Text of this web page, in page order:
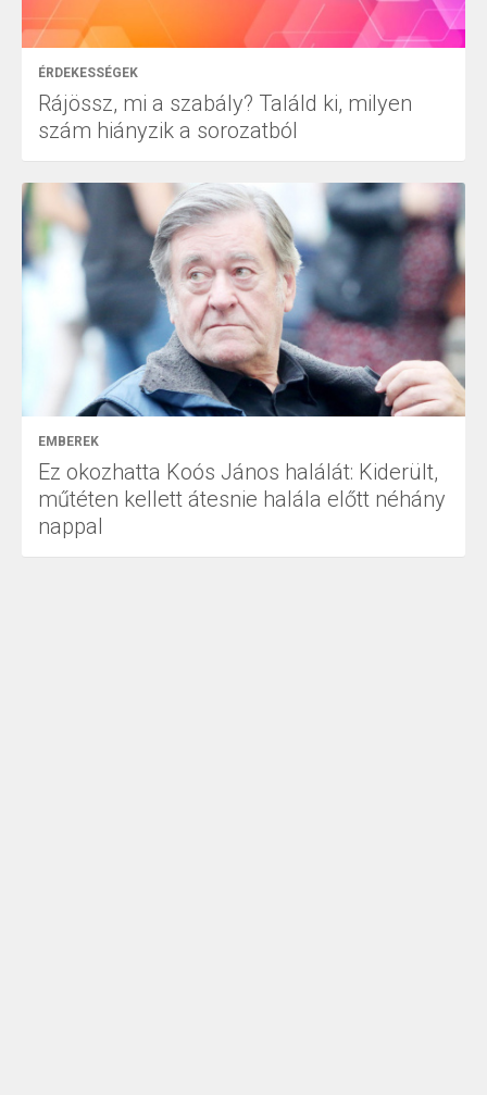
ÉRDEKESSÉGEK
Rájössz, mi a szabály? Találd ki, milyen
szám hiányzik a sorozatból
EMBEREK
Ez okozhatta Koós János halálát: Kiderült,
műtéten kellett átesnie halála előtt néhány
nappal